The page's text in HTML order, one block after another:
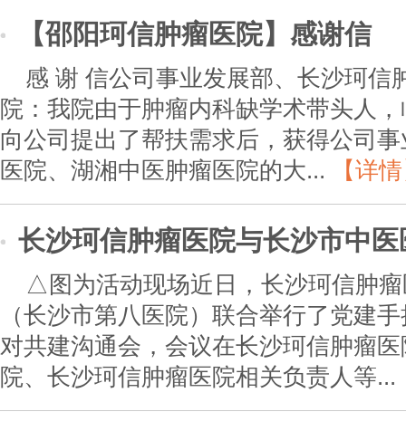
【邵阳珂信肿瘤医院】感谢信
感 谢 信公司事业发展部、长沙珂信
院：我院由于肿瘤内科缺学术带头人
向公司提出了帮扶需求后，获得公司
医院、湖湘中医肿瘤医院的大...
【详
长沙珂信肿瘤医院与长沙市中
△图为活动现场近日，长沙珂信肿
（长沙市第八医院）联合举行了党建
对共建沟通会，会议在长沙珂信肿瘤
院、长沙珂信肿瘤医院相关负责人等...